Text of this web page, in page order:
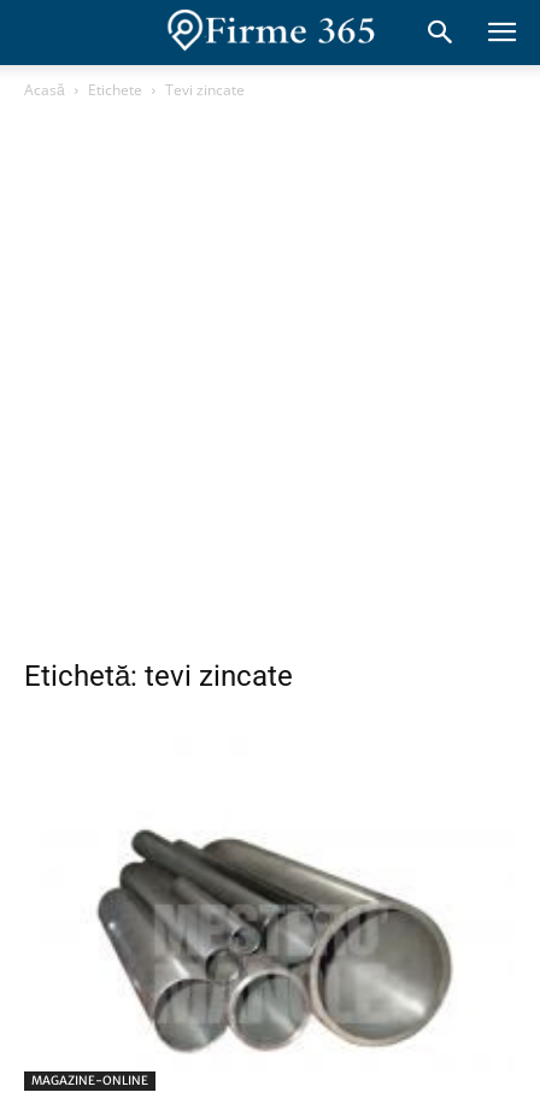
Acasă Etichete Tevi zincate
Etichetă: tevi zincate
MAGAZINE-ONLINE